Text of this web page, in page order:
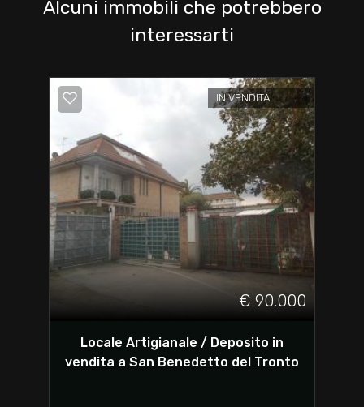
Alcuni immobili che potrebbero
interessarti
IN VENDITA
€ 90.000
Locale Artigianale / Deposito in
vendita a San Benedetto del Tronto